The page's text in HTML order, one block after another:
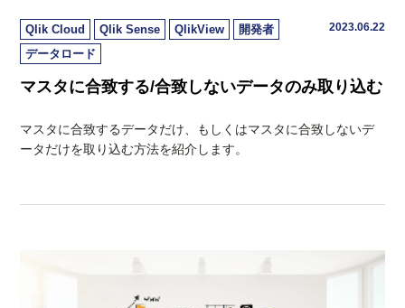
Qlik Cloud Qlik Sense QlikView
開発者
データロード
2023.06.22
マスタに合致する/合致しないデータのみ取り込む
マスタに合致するデータだけ、もしくはマスタに合致しないデ
ータだけを取り込む方法を紹介します。